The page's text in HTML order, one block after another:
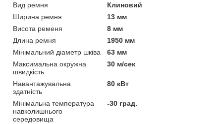
Вид ремня
Клиновий
Ширина ремня
13 мм
Висота ременя
8 мм
Длина ремня
1950 мм
Мінімальний діаметр шківа
63 мм
Максимальна окружна
швидкість
30 м/сек
Навантажувальна
здатність
80 кВт
Мінімальна температура
навколишнього
середовища
-30 град.